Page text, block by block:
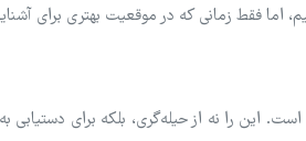
فقط زمانی که در موقعیت بهتری برای
این را نه از حیله‌گری، بلکه برای دستیابی